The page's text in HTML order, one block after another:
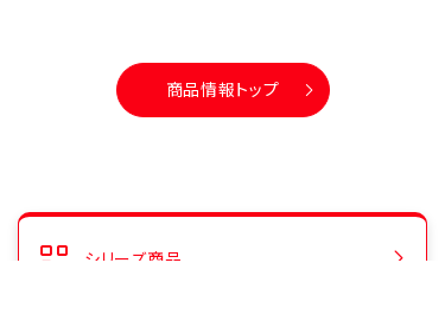
商品情報トップ
シリーズ商品